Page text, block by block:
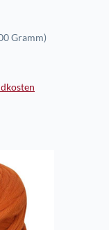
Gramm)